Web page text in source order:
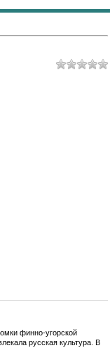
финно-угорской
русская культура. В